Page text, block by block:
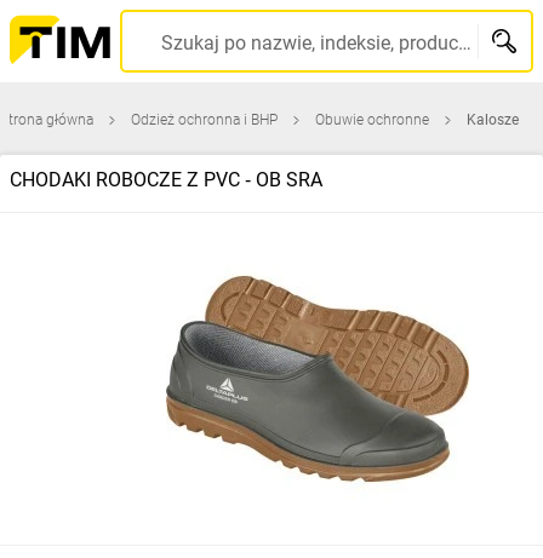
Szukaj po nazwie, indeksie, producencie, kodzie kreskowym...
Strona główna Odzież ochronna i BHP Obuwie ochronne Kalosze
CHODAKI ROBOCZE Z PVC ‑ OB SRA